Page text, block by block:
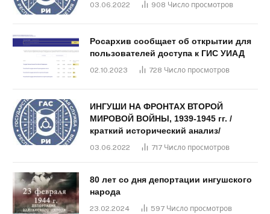
03.06.2022 908 Число просмотров
Росархив сообщает об открытии для
пользователей доступа к ГИС УИАД
02.10.2023 728 Число просмотров
ИНГУШИ НА ФРОНТАХ ВТОРОЙ
МИРОВОЙ ВОЙНЫ, 1939-1945 гг. /
краткий исторический анализ/
03.06.2022 717 Число просмотров
80 лет со дня депортации ингушского
народа
23.02.2024 597 Число просмотров